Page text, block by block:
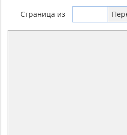
Страница из